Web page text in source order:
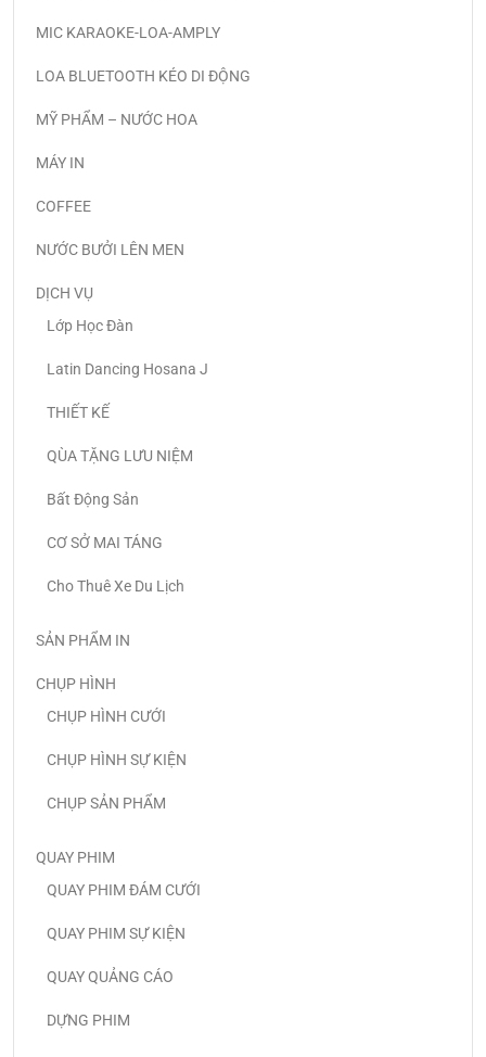
MIC KARAOKE-LOA-AMPLY
LOA BLUETOOTH KÉO DI ĐỘNG
MỸ PHẨM – NƯỚC HOA
MÁY IN
COFFEE
NƯỚC BƯỞI LÊN MEN
DỊCH VỤ
Lớp Học Đàn
Latin Dancing Hosana J
THIẾT KẾ
QÙA TẶNG LƯU NIỆM
Bất Động Sản
CƠ SỞ MAI TÁNG
Cho Thuê Xe Du Lịch
SẢN PHẨM IN
CHỤP HÌNH
CHỤP HÌNH CƯỚI
CHỤP HÌNH SỰ KIỆN
CHỤP SẢN PHẨM
QUAY PHIM
QUAY PHIM ĐÁM CƯỚI
QUAY PHIM SỰ KIỆN
QUAY QUẢNG CÁO
DỰNG PHIM